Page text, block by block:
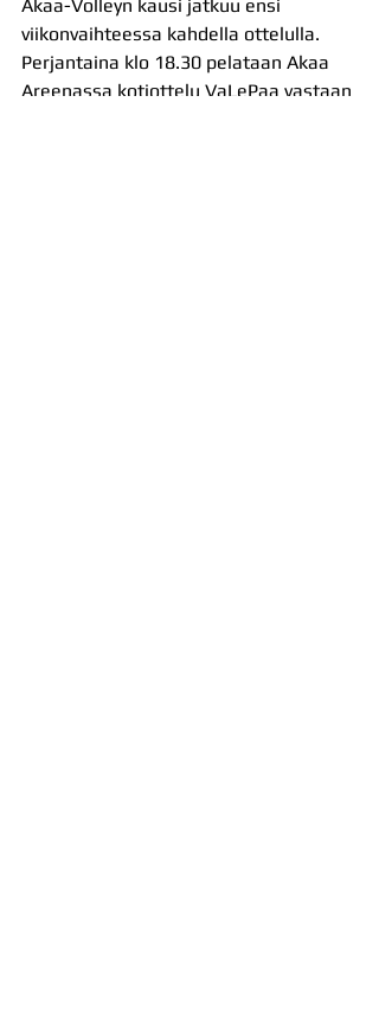
Akaa-Volleyn kausi jatkuu ensi
viikonvaihteessa kahdella ottelulla.
Perjantaina klo 18.30 pelataan Akaa
Areenassa kotiottelu VaLePaa vastaan